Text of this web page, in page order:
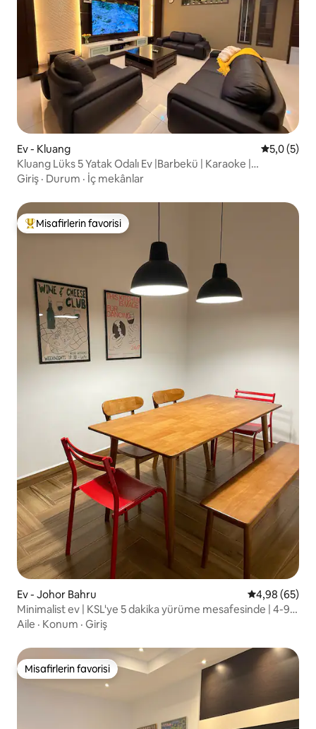
Ev - Kluang 55,0 (5)
Kluang Lüks 5 Yatak Odalı Ev |Barbekü | Karaoke |
G/Lambak
Giriş · Durum · İç mekânlar
Misafirlerin favorilerinden en beğenilenler arasında
Misafirlerin favorisi
Ev - Johor Bahru 5 üzerinden
4,98 (65)
Minimalist ev | KSL'ye 5 dakika yürüme mesafesinde | 4-9
misafir
Aile · Konum · Giriş
Misafirlerin favorisi
Misafirlerin favorisi